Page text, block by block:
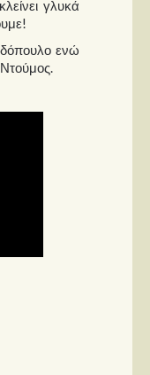
γλυκά
ενώ
Ντούμος.